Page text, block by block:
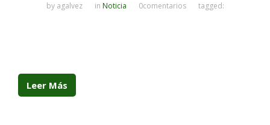
by agalvez in Noticia 0comentarios tagged:
Leer Más